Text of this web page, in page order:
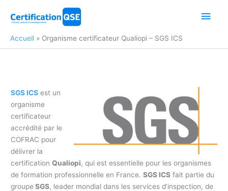
Accueil Organisme certificateur Qualiopi – SGS ICS
SGS ICS est un
organisme
certificateur
accrédité par le
COFRAC pour
délivrer la
certificationQualiopi, qui est essentielle pour les organismes
de formation professionnelle en France.SGS ICS fait partie du
groupe SGS, leader mondial dans les services d’inspection, de